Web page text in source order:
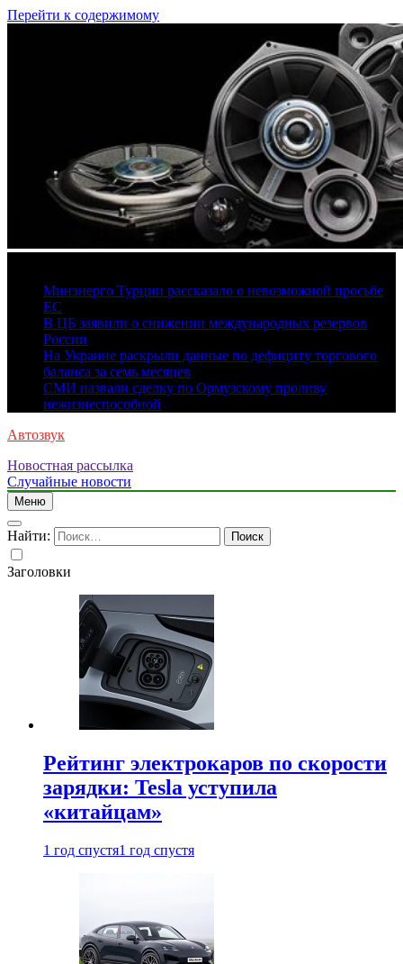
Перейти к содержимому
Минэнерго Турции рассказало о невозможной просьбе
ЕС
В ЦБ заявили о снижении международных резервов
России
На Украине раскрыли данные по дефициту торгового
баланса за семь месяцев
СМИ назвали сделку по Ормузскому проливу
нежизнеспособной
Автозвук
Новостная рассылка
Случайные новости
Меню
Найти:
Заголовки
Рейтинг электрокаров по скорости
зарядки: Tesla уступила
«китайцам»
1 год спустя1 год спустя